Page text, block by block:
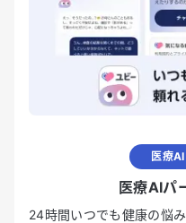
医療
医療AIパ
24時間いつでも健康の悩